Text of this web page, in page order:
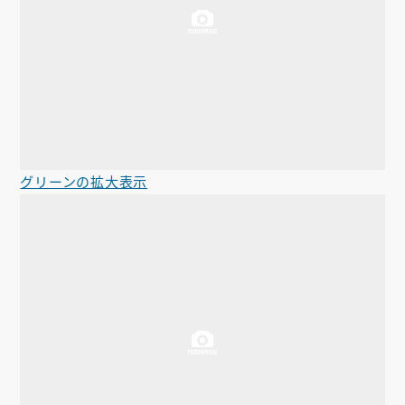
グリーンの拡大表示